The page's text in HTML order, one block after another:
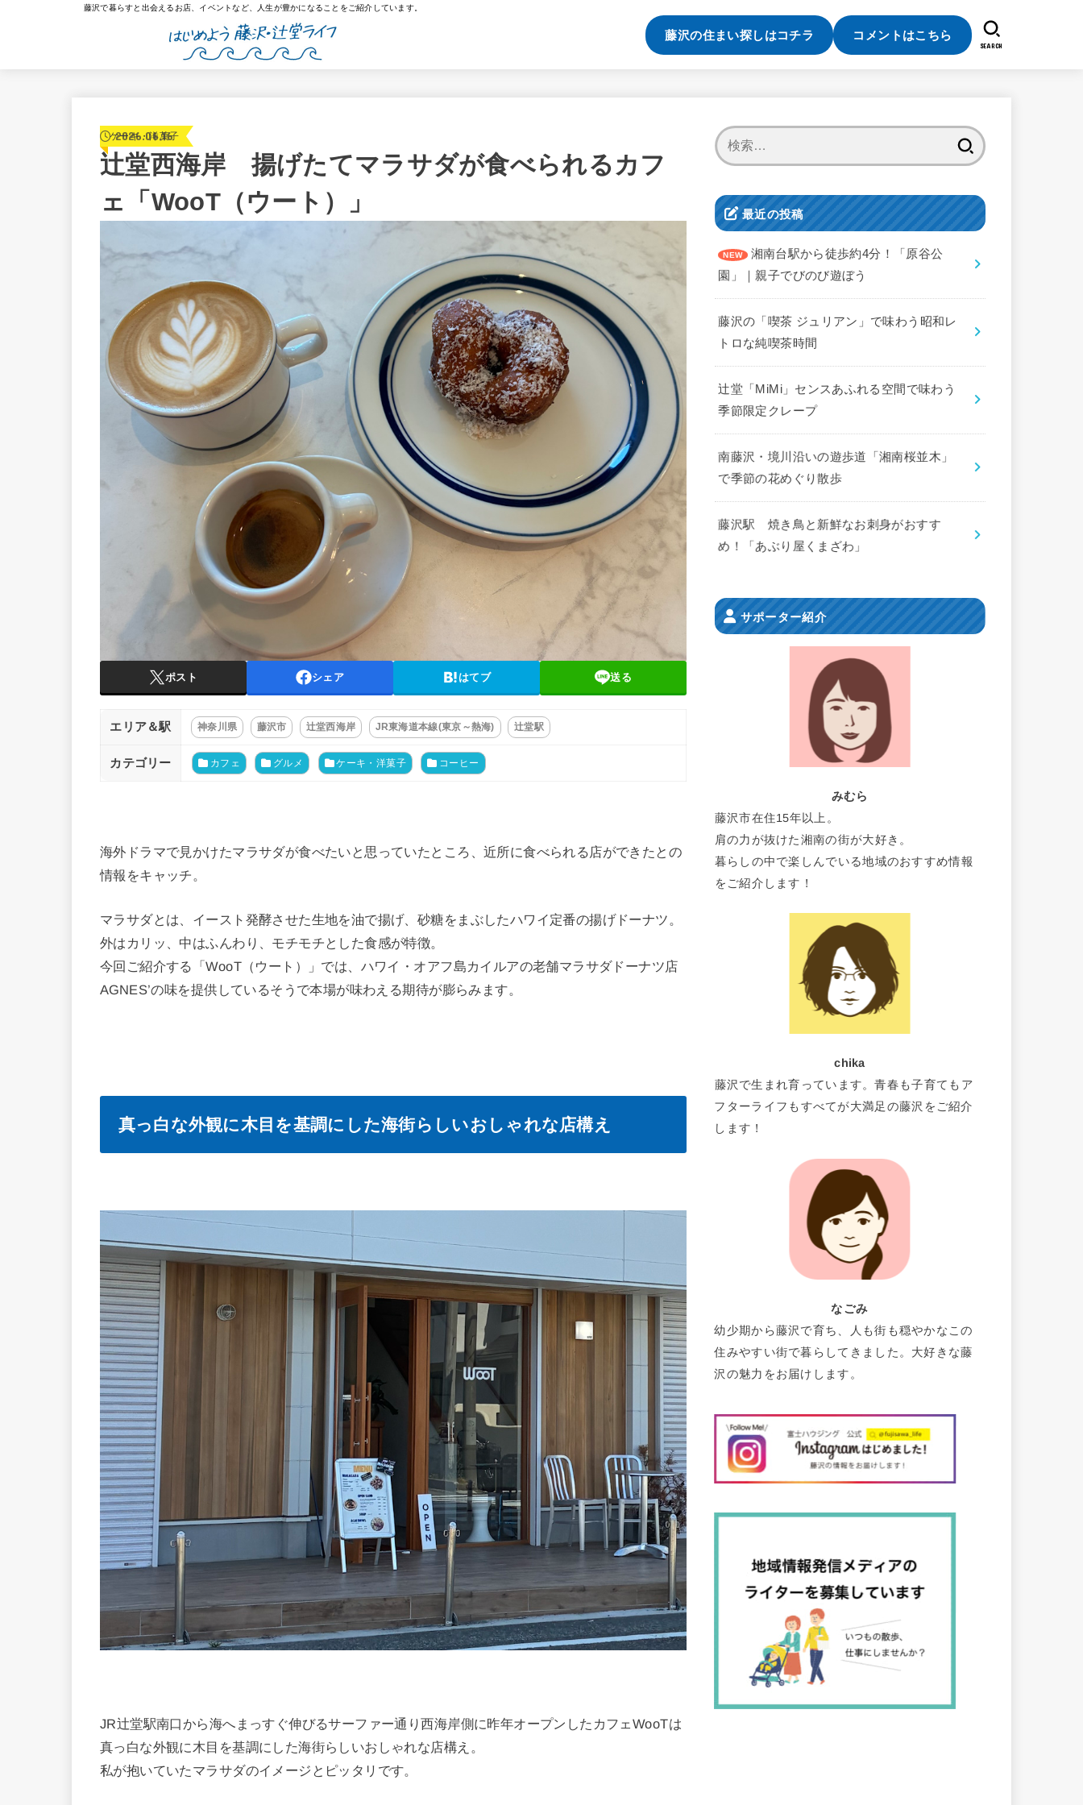
藤沢で暮らすと出会えるお店、イベントなど、人生が豊かになることをご紹介しています。
藤沢の住まい探しはコチラ コメントはこちら
SEARCH
ケーキ・洋菓子
2026.06.16
辻堂西海岸 揚げたてマラサダが食べられるカフ
ェ「WooT（ウート）」
ポスト シェア はてブ 送る
エリア＆駅 神奈川県 藤沢市 辻堂西海岸 JR東海道本線(東京～熱海) 辻堂駅
カテゴリー カフェ グルメ ケーキ・洋菓子 コーヒー
海外ドラマで見かけたマラサダが食べたいと思っていたところ、近所に食べられる店ができたとの
情報をキャッチ。
マラサダとは、イースト発酵させた生地を油で揚げ、砂糖をまぶしたハワイ定番の揚げドーナツ。
外はカリッ、中はふんわり、モチモチとした食感が特徴。
今回ご紹介する「WooT（ウート）」では、ハワイ・オアフ島カイルアの老舗マラサダドーナツ店
AGNES’の味を提供しているそうで本場が味わえる期待が膨らみます。
真っ白な外観に木目を基調にした海街らしいおしゃれな店構え
JR辻堂駅南口から海へまっすぐ伸びるサーファー通り西海岸側に昨年オープンしたカフェWooTは
真っ白な外観に木目を基調にした海街らしいおしゃれな店構え。
私が抱いていたマラサダのイメージとピッタリです。
最近の投稿
湘南台駅から徒歩約4分！「原谷公
園」｜親子でびのび遊ぼう
藤沢の「喫茶 ジュリアン」で味わう昭和レ
トロな純喫茶時間
辻堂「MiMi」センスあふれる空間で味わう
季節限定クレープ
南藤沢・境川沿いの遊歩道「湘南桜並木」
で季節の花めぐり散歩
藤沢駅 焼き鳥と新鮮なお刺身がおすす
め！「あぶり屋くまざわ」
サポーター紹介
みむら
藤沢市在住15年以上。
肩の力が抜けた湘南の街が大好き。
暮らしの中で楽しんでいる地域のおすすめ情報
をご紹介します！
chika
藤沢で生まれ育っています。青春も子育てもア
フターライフもすべてが大満足の藤沢をご紹介
します！
なごみ
幼少期から藤沢で育ち、人も街も穏やかなこの
住みやすい街で暮らしてきました。大好きな藤
沢の魅力をお届けします。